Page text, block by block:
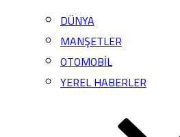
DÜNYA
MANŞETLER
OTOMOBİL
YEREL HABERLER